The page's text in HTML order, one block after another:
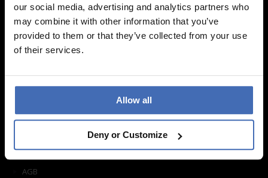
our social media, advertising and analytics partners who
may combine it with other information that you’ve
provided to them or that they’ve collected from your use
of their services.
Allow all
Deny or Customize
Häufige Fragen
Einkaufen
Versand
Pflegehinweise
Über uns
AGB